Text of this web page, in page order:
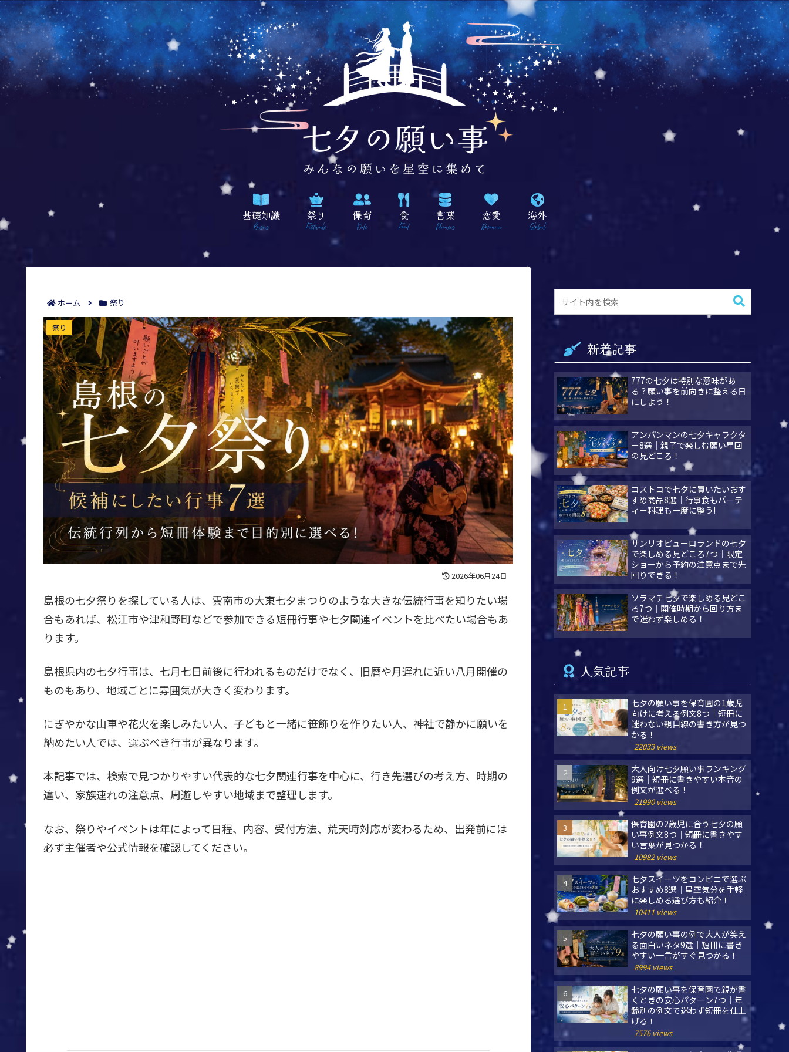
基礎知識
Basics
祭り
Festivals
保育
Kids
食
Food
言葉
Phrases
恋愛
Romance
海外
Global
ホーム 祭り
島根の七夕祭りで候補にしたい行事7選｜伝統行列から短冊体験まで目的別に選べる！
祭り
2026年06月24日
島根の七夕祭りを探している人は、雲南市の大東七夕まつりのような大きな伝統行事を知りたい場
合もあれば、松江市や津和野町などで参加できる短冊行事や七夕関連イベントを比べたい場合もあ
ります。
島根県内の七夕行事は、七月七日前後に行われるものだけでなく、旧暦や月遅れに近い八月開催の
ものもあり、地域ごとに雰囲気が大きく変わります。
にぎやかな山車や花火を楽しみたい人、子どもと一緒に笹飾りを作りたい人、神社で静かに願いを
納めたい人では、選ぶべき行事が異なります。
本記事では、検索で見つかりやすい代表的な七夕関連行事を中心に、行き先選びの考え方、時期の
違い、家族連れの注意点、周遊しやすい地域まで整理します。
なお、祭りやイベントは年によって日程、内容、受付方法、荒天時対応が変わるため、出発前には
必ず主催者や公式情報を確認してください。
新着記事
777の七夕は特別な意味があ
る？願い事を前向きに整える日
にしよう！
アンパンマンの七夕キャラクタ
ー8選｜親子で楽しむ願い星回
の見どころ！
コストコで七夕に買いたいおす
すめ商品8選｜行事食もパーテ
ィー料理も一度に整う!
サンリオピューロランドの七夕
で楽しめる見どころ7つ｜限定
ショーから予約の注意点まで先
回りできる！
ソラマチ七夕で楽しめる見どこ
ろ7つ｜開催時期から回り方ま
で迷わず楽しめる！
人気記事
七夕の願い事を保育園の1歳児
向けに考える例文8つ｜短冊に
迷わない親目線の書き方が見つ
かる！
22033 views
大人向け七夕願い事ランキング
9選｜短冊に書きやすい本音の
例文が選べる！
21990 views
保育園の2歳児に合う七夕の願
い事例文8つ｜短冊に書きやす
い言葉が見つかる！
10982 views
七夕スイーツをコンビニで選ぶ
おすすめ8選｜星空気分を手軽
に楽しめる選び方も紹介！
10411 views
七夕の願い事の例で大人が笑え
る面白いネタ9選｜短冊に書き
やすい一言がすぐ見つかる！
8994 views
七夕の願い事を保育園で親が書
くときの安心パターン7つ｜年
齢別の例文で迷わず短冊を仕上
げる！
7576 views